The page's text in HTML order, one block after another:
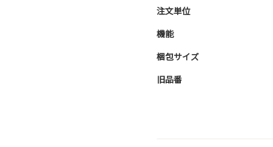
注文単位
機能
梱包サイズ
旧品番